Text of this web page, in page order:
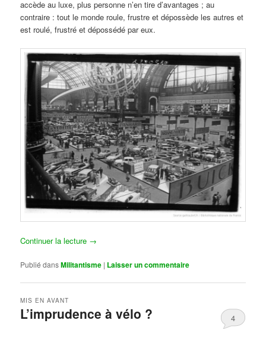
accède au luxe, plus personne n’en tire d’avantages ; au
contraire : tout le monde roule, frustre et dépossède les autres et
est roulé, frustré et dépossédé par eux.
Continuer la lecture →
Publié dansMilitantisme | Laisser un commentaire
L’imprudence à vélo ?
MIS EN AVANT
4